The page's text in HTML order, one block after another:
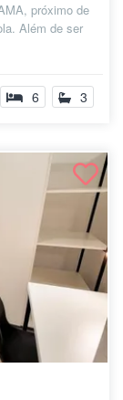
próximo de
Além de ser
6 3